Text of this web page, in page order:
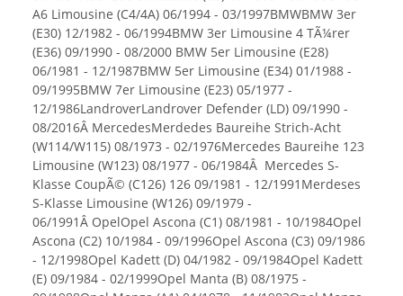
A6 Limousine (C4/4A) 06/1994 - 03/1997BMWBMW 3er
(E30) 12/1982 - 06/1994BMW 3er Limousine 4 TÃ¼rer
(E36) 09/1990 - 08/2000 BMW 5er Limousine (E28)
06/1981 - 12/1987BMW 5er Limousine (E34) 01/1988 -
09/1995BMW 7er Limousine (E23) 05/1977 -
12/1986LandroverLandrover Defender (LD) 09/1990 -
08/2016Â MercedesMerdedes Baureihe Strich-Acht
(W114/W115) 08/1973 - 02/1976Mercedes Baureihe 123
Limousine (W123) 08/1977 - 06/1984Â Mercedes S-
Klasse CoupÃ© (C126) 126 09/1981 - 12/1991Merdeses
S-Klasse Limousine (W126) 09/1979 -
06/1991Â OpelOpel Ascona (C1) 08/1981 - 10/1984Opel
Ascona (C2) 10/1984 - 09/1996Opel Ascona (C3) 09/1986
- 12/1998Opel Kadett (D) 04/1982 - 09/1984Opel Kadett
(E) 09/1984 - 02/1999Opel Manta (B) 08/1975 -